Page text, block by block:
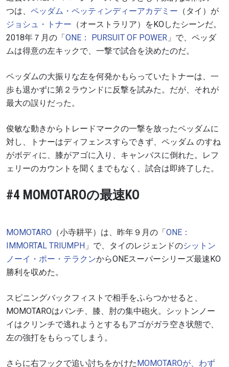
つは、 ペッダム・ ペッティンディーアカデミー （タイ）が
ジョシュ・
トナー （オーストラリア）を KOしたシーンだ。
2018年７月の「 ONE ： PURSUIT OF POWER 」で、ペッダ
ムは得意の左キックで、一撃で試合を決めたのだ。
ペッダムの大振りな左を何発かもらっていたトナーは、一
歩も退かずに第２ラウンドに反撃を試みた。だが、それが
最大の誤りだった。
俊敏な動きからトレードマークの一撃を放ったペッダムに
対し、トナーはディフェンスすらできず、ペッダム のすね
がボディに、膝がアゴに入り、キャンバスに倒れた。レフ
ェリーのカウントを聞くまでもなく、試合は即終了した。
#4 MOMOTAROの最速KO
MOMOTARO （小寺耕平） は、昨年９月の「 ONE ：
IMMORTAL TRIUMPH 」で、タイのレジェンドのシットン
ノーイ・ ポー・ テラクンからONEスーパーシリーズ最速 KO
勝利を収めた。
スピニングバックフィストで相手をふらつかせると、
MOMOTAROはパンチ、膝、肘の集中砲火。シットンノー
イはクリンチで逃れようとするもアゴがガラ空き状態で、
左の強打をもらってしまう。
さらに右フックで追い討ちをかけた MOMOTAROが、わず